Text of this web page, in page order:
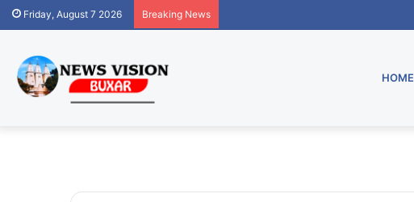
Friday, August 7 2026 Breaking News
HOME